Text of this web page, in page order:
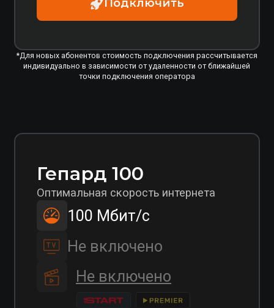
Подключить
Популярный
Гепард 200
Не включено
1250₽/мес*
*Для новых абонентов стоимость подключения рассчитывается
точки подключения оператора